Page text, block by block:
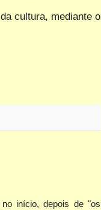
cultura, mediante o
início, depois de "os